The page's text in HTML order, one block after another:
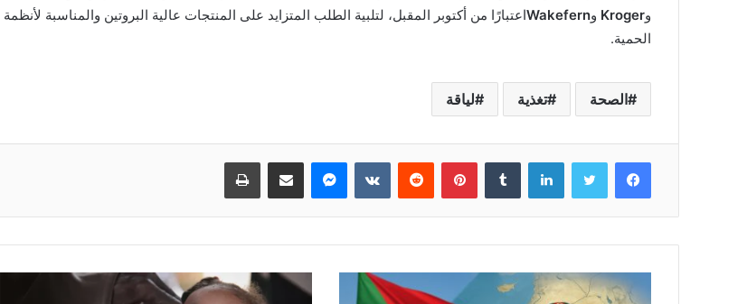
وKroger وWakefernاعتبارًا من أكتوبر المقبل، لتلبية الطلب المتزايد على المنتجات عالية البروتين والمناسبة لأنظمة
الحمية.
الصحة تغذية لياقة
فيسبوك تويتر لينكدإن بينتيريست ماسنجر مشاركة عبر البريد طباعة